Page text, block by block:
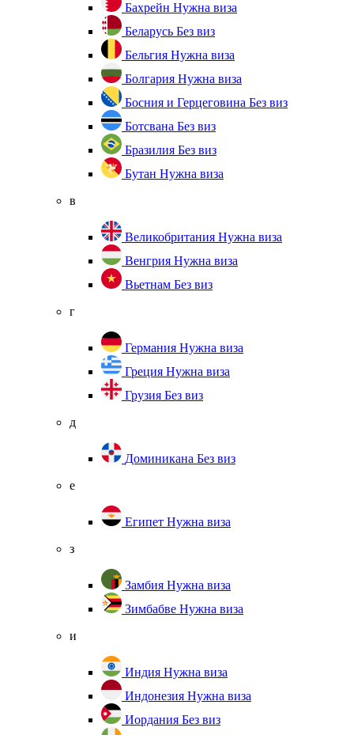
Бахрейн Нужна виза
Беларусь Без виз
Бельгия Нужна виза
Болгария Нужна виза
Босния и Герцеговина Без виз
Ботсвана Без виз
Бразилия Без виз
Бутан Нужна виза
в
Великобритания Нужна виза
Венгрия Нужна виза
Вьетнам Без виз
г
Германия Нужна виза
Греция Нужна виза
Грузия Без виз
д
Доминикана Без виз
е
Египет Нужна виза
з
Замбия Нужна виза
Зимбабве Нужна виза
и
Индия Нужна виза
Индонезия Нужна виза
Иордания Без виз